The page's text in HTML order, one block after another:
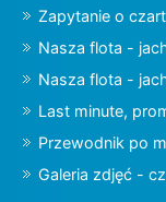
Zapytanie o
Nasza flota -
Nasza flota -
Last minute,
Przewodnik po
Galeria zdjęć -